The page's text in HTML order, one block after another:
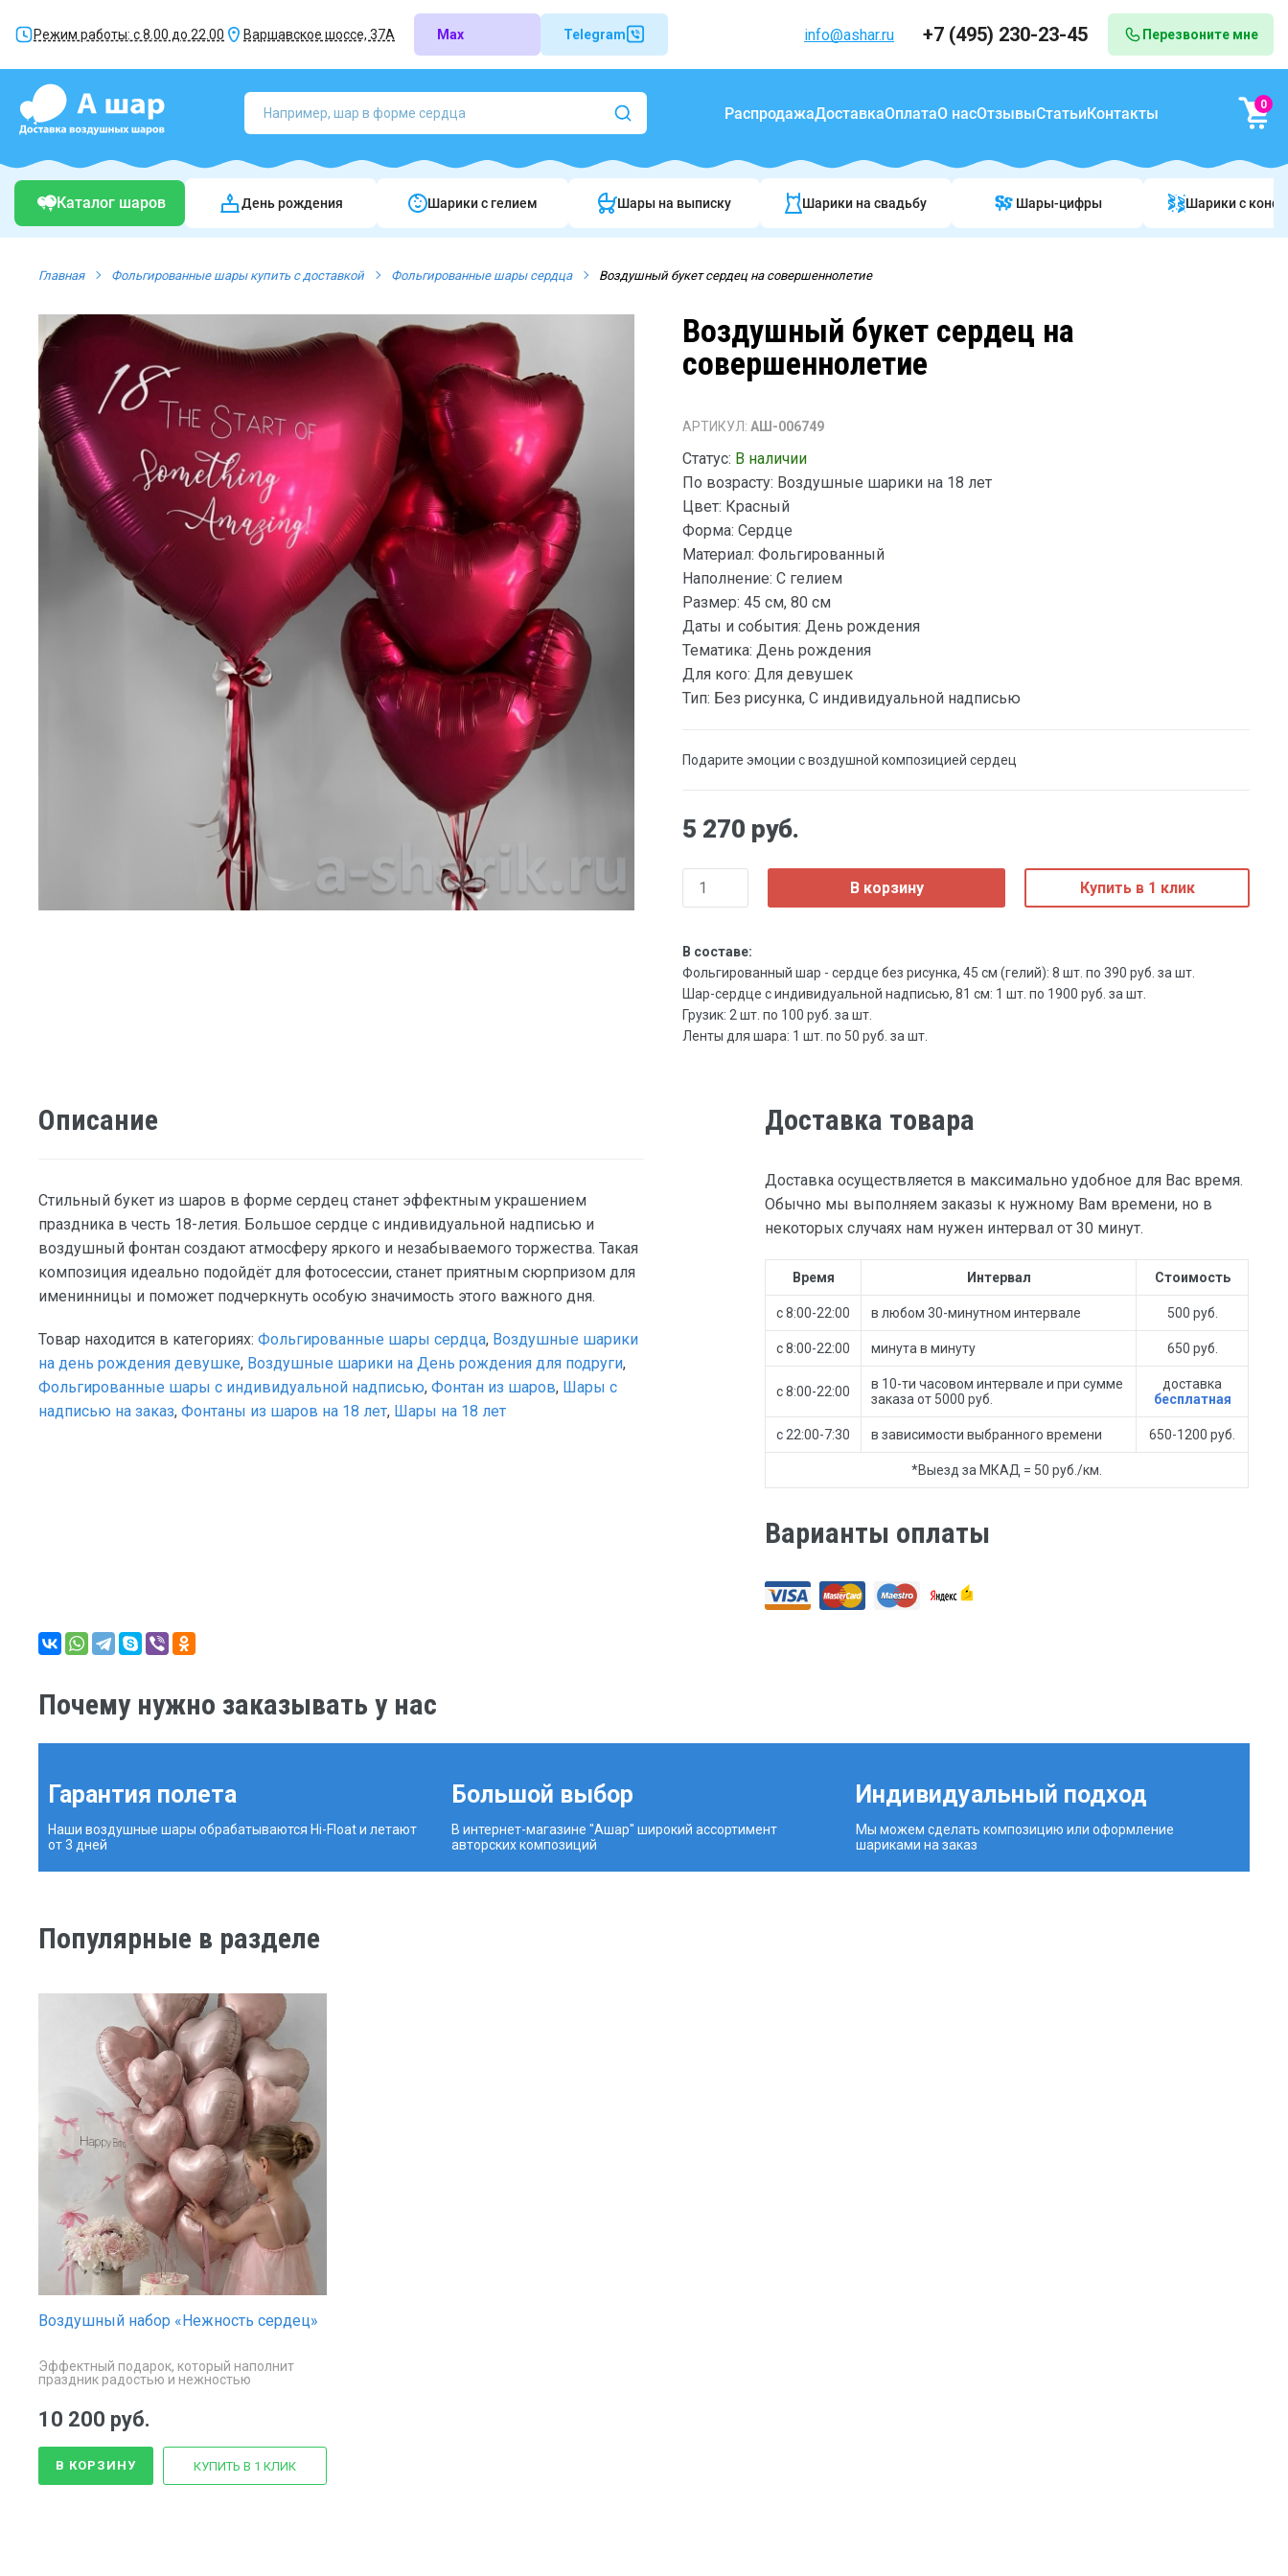
Режим работы: с 8.00 до 22.00 Варшавское шоссе, 37А Max Telegram info@ashar.ru +7 (495) 230-23-45 Перезвоните мне
РаспродажаДоставкаОплатаО насОтзывыСтатьиКонтакты 0
Каталог шаров День рождения Шарики c гелием Шары на выписку Шарики на свадьбу Шары-цифры Шарики c
Главная Фольгированные шары купить с доставкой Фольгированные шары сердца Воздушный букет сердец на совершеннолетие
Воздушный букет сердец на
совершеннолетие
АРТИКУЛ: АШ-006749
Статус: В наличии
По возрасту: Воздушные шарики на 18 лет
Цвет: Красный
Форма: Сердце
Материал: Фольгированный
Наполнение: С гелием
Размер: 45 см, 80 см
Даты и события: День рождения
Тематика: День рождения
Для кого: Для девушек
Тип: Без рисунка, С индивидуальной надписью
Подарите эмоции с воздушной композицией сердец
5 270 руб.
В корзину Купить в 1 клик
В составе:
Фольгированный шар - сердце без рисунка, 45 см (гелий): 8 шт. по 390 руб. за шт.
Шар-сердце с индивидуальной надписью, 81 см: 1 шт. по 1900 руб. за шт.
Грузик: 2 шт. по 100 руб. за шт.
Ленты для шара: 1 шт. по 50 руб. за шт.
Описание
Стильный букет из шаров в форме сердец станет эффектным украшением
праздника в честь 18-летия. Большое сердце с индивидуальной надписью и
воздушный фонтан создают атмосферу яркого и незабываемого торжества. Такая
композиция идеально подойдёт для фотосессии, станет приятным сюрпризом для
именинницы и поможет подчеркнуть особую значимость этого важного дня.
Товар находится в категориях: Фольгированные шары сердца, Воздушные шарики
на день рождения девушке, Воздушные шарики на День рождения для подруги,
Фольгированные шары с индивидуальной надписью, Фонтан из шаров, Шары с
надписью на заказ, Фонтаны из шаров на 18 лет, Шары на 18 лет
Доставка товара
Доставка осуществляется в максимально удобное для Вас время.
Обычно мы выполняем заказы к нужному Вам времени, но в
некоторых случаях нам нужен интервал от 30 минут.
Время Интервал Стоимость
с 8:00-22:00 в любом 30-минутном интервале 500 руб.
с 8:00-22:00 минута в минуту 650 руб.
с 8:00-22:00
в 10-ти часовом интервале и при сумме
заказа от 5000 руб.
доставка
бесплатная
с 22:00-7:30 в зависимости выбранного времени 650-1200 руб.
*Выезд за МКАД = 50 руб./км.
Варианты оплаты
Почему нужно заказывать у нас
Гарантия полета
Наши воздушные шары обрабатываются Hi-Float и летают
от 3 дней
Большой выбор
В интернет-магазине "Ашар" широкий ассортимент
авторских композиций
Индивидуальный подход
Мы можем сделать композицию или оформление
шариками на заказ
Популярные в разделе
Воздушный набор «Нежность сердец»
Эффектный подарок, который наполнит
праздник радостью и нежностью
10 200 руб.
В КОРЗИНУ КУПИТЬ В 1 КЛИК